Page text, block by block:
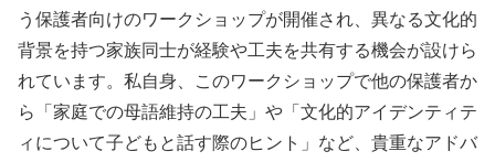
う保護者向けのワークショップが開催され、異なる文化的
背景を持つ家族同士が経験や工夫を共有する機会が設けら
れています。私自身、このワークショップで他の保護者か
ら「家庭での母語維持の工夫」や「文化的アイデンティテ
ィについて子どもと話す際のヒント」など、貴重なアドバ